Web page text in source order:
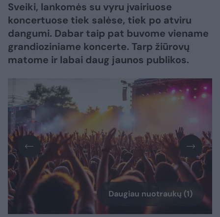
Sveiki, lankomės su vyru įvairiuose
koncertuose tiek salėse, tiek po atviru
dangumi. Dabar taip pat buvome viename
grandioziniame koncerte. Tarp žiūrovų
matome ir labai daug jaunos publikos.
Daugiau nuotraukų (1)